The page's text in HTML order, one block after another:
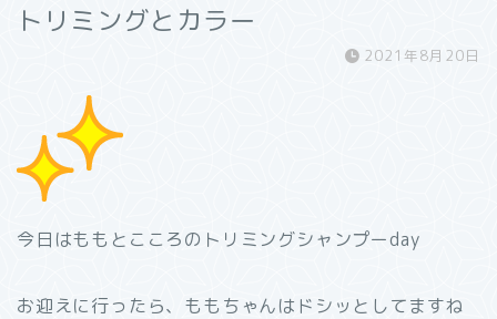
トリミングとカラー
2021年8月20日
今日はももとこころのトリミングシャンプーday
お迎えに行ったら、ももちゃんはドシッとしてますね